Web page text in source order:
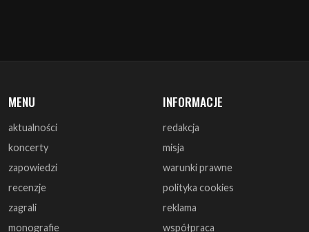
aktualności
zapowiedzi
recenzje
zagrali
monografie
artykuły
wywiady
redakcja
warunki prawne
polityka cookies
reklama
współpraca
kontakt